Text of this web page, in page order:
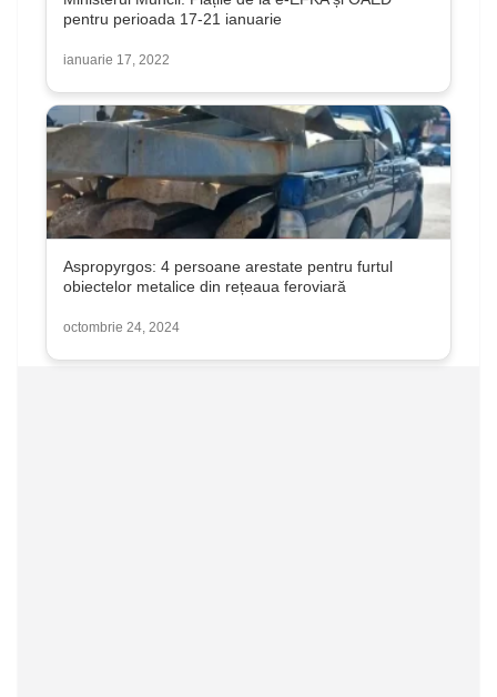
pentru perioada 17-21 ianuarie
ianuarie 17, 2022
Aspropyrgos: 4 persoane arestate pentru furtul
obiectelor metalice din rețeaua feroviară
octombrie 24, 2024